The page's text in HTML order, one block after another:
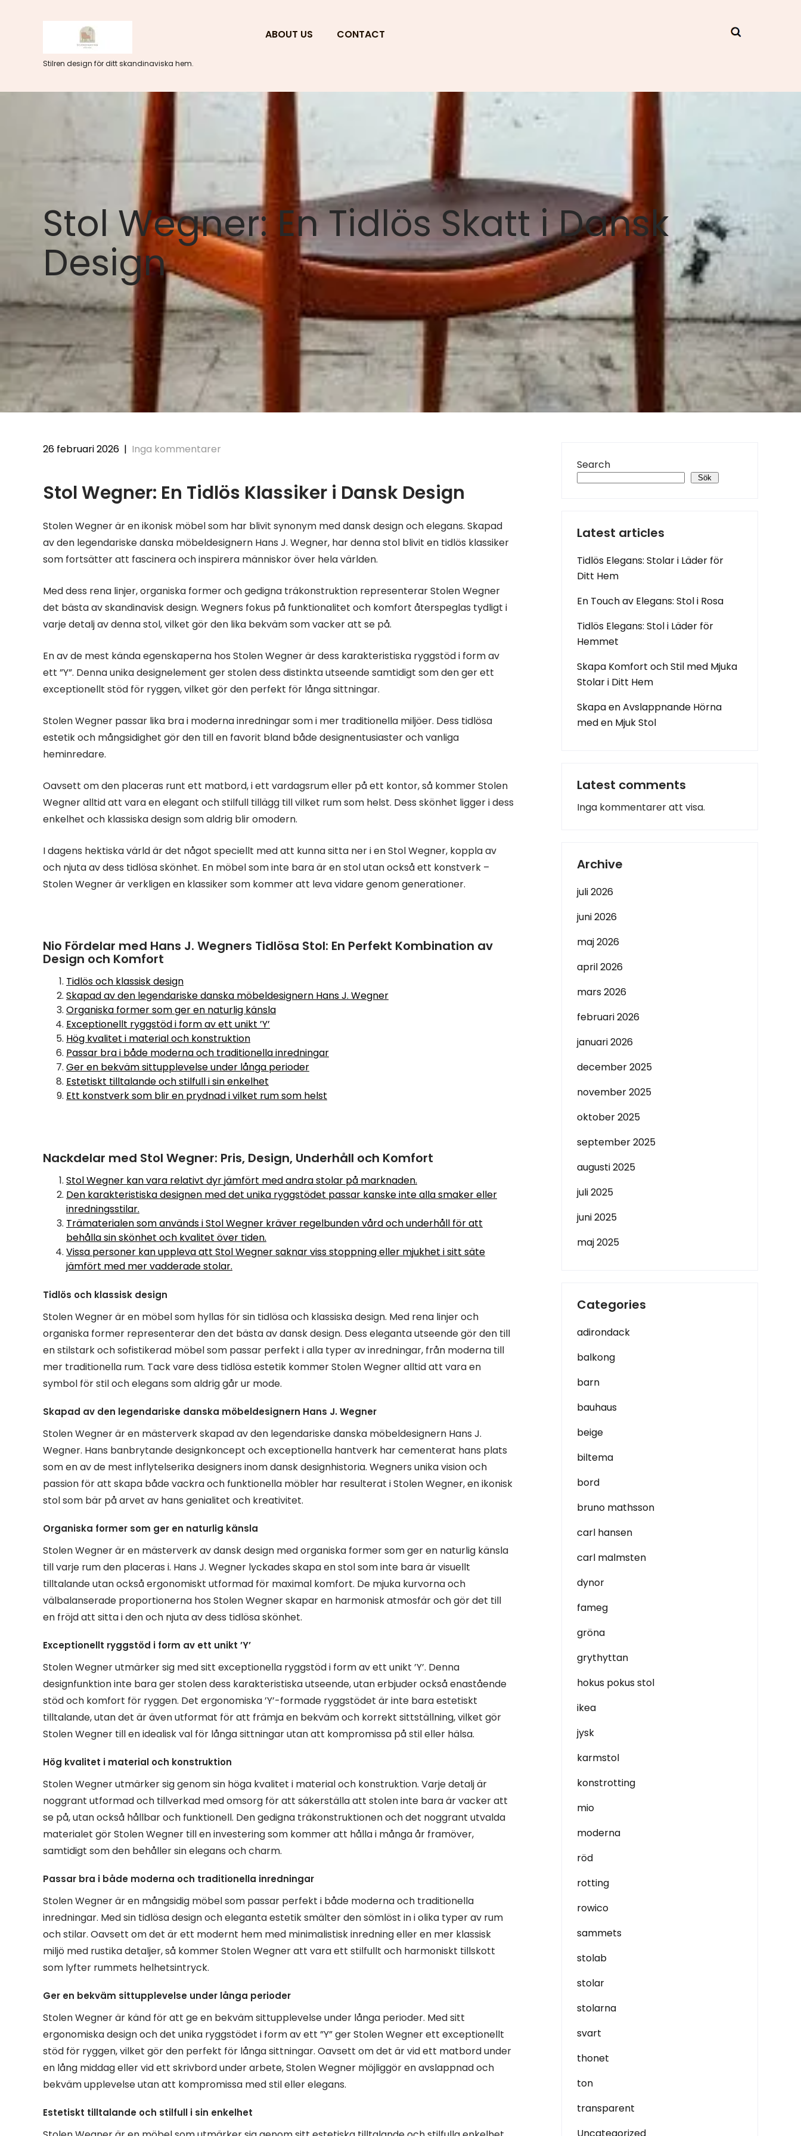
Stilren design för ditt skandinaviska hem.
ABOUT US CONTACT
Stol Wegner: En Tidlös Skatt i Dansk
Design
26 februari 2026 | Inga kommentarer
Stol Wegner: En Tidlös Klassiker i Dansk Design
Stolen Wegner är en ikonisk möbel som har blivit synonym med dansk design och elegans. Skapad
av den legendariske danska möbeldesignern Hans J. Wegner, har denna stol blivit en tidlös klassiker
som fortsätter att fascinera och inspirera människor över hela världen.
Med dess rena linjer, organiska former och gedigna träkonstruktion representerar Stolen Wegner
det bästa av skandinavisk design. Wegners fokus på funktionalitet och komfort återspeglas tydligt i
varje detalj av denna stol, vilket gör den lika bekväm som vacker att se på.
En av de mest kända egenskaperna hos Stolen Wegner är dess karakteristiska ryggstöd i form av
ett ”Y”. Denna unika designelement ger stolen dess distinkta utseende samtidigt som den ger ett
exceptionellt stöd för ryggen, vilket gör den perfekt för långa sittningar.
Stolen Wegner passar lika bra i moderna inredningar som i mer traditionella miljöer. Dess tidlösa
estetik och mångsidighet gör den till en favorit bland både designentusiaster och vanliga
heminredare.
Oavsett om den placeras runt ett matbord, i ett vardagsrum eller på ett kontor, så kommer Stolen
Wegner alltid att vara en elegant och stilfull tillägg till vilket rum som helst. Dess skönhet ligger i dess
enkelhet och klassiska design som aldrig blir omodern.
I dagens hektiska värld är det något speciellt med att kunna sitta ner i en Stol Wegner, koppla av
och njuta av dess tidlösa skönhet. En möbel som inte bara är en stol utan också ett konstverk –
Stolen Wegner är verkligen en klassiker som kommer att leva vidare genom generationer.
Nio Fördelar med Hans J. Wegners Tidlösa Stol: En Perfekt Kombination av
Design och Komfort
Tidlös och klassisk design
Skapad av den legendariske danska möbeldesignern Hans J. Wegner
Organiska former som ger en naturlig känsla
Exceptionellt ryggstöd i form av ett unikt ’Y’
Hög kvalitet i material och konstruktion
Passar bra i både moderna och traditionella inredningar
Ger en bekväm sittupplevelse under långa perioder
Estetiskt tilltalande och stilfull i sin enkelhet
Ett konstverk som blir en prydnad i vilket rum som helst
Nackdelar med Stol Wegner: Pris, Design, Underhåll och Komfort
Stol Wegner kan vara relativt dyr jämfört med andra stolar på marknaden.
Den karakteristiska designen med det unika ryggstödet passar kanske inte alla smaker eller
inredningsstilar.
Trämaterialen som används i Stol Wegner kräver regelbunden vård och underhåll för att
behålla sin skönhet och kvalitet över tiden.
Vissa personer kan uppleva att Stol Wegner saknar viss stoppning eller mjukhet i sitt säte
jämfört med mer vadderade stolar.
Tidlös och klassisk design
Stolen Wegner är en möbel som hyllas för sin tidlösa och klassiska design. Med rena linjer och
organiska former representerar den det bästa av dansk design. Dess eleganta utseende gör den till
en stilstark och sofistikerad möbel som passar perfekt i alla typer av inredningar, från moderna till
mer traditionella rum. Tack vare dess tidlösa estetik kommer Stolen Wegner alltid att vara en
symbol för stil och elegans som aldrig går ur mode.
Skapad av den legendariske danska möbeldesignern Hans J. Wegner
Stolen Wegner är en mästerverk skapad av den legendariske danska möbeldesignern Hans J.
Wegner. Hans banbrytande designkoncept och exceptionella hantverk har cementerat hans plats
som en av de mest inflytelserika designers inom dansk designhistoria. Wegners unika vision och
passion för att skapa både vackra och funktionella möbler har resulterat i Stolen Wegner, en ikonisk
stol som bär på arvet av hans genialitet och kreativitet.
Organiska former som ger en naturlig känsla
Stolen Wegner är en mästerverk av dansk design med organiska former som ger en naturlig känsla
till varje rum den placeras i. Hans J. Wegner lyckades skapa en stol som inte bara är visuellt
tilltalande utan också ergonomiskt utformad för maximal komfort. De mjuka kurvorna och
välbalanserade proportionerna hos Stolen Wegner skapar en harmonisk atmosfär och gör det till
en fröjd att sitta i den och njuta av dess tidlösa skönhet.
Exceptionellt ryggstöd i form av ett unikt ’Y’
Stolen Wegner utmärker sig med sitt exceptionella ryggstöd i form av ett unikt ’Y’. Denna
designfunktion inte bara ger stolen dess karakteristiska utseende, utan erbjuder också enastående
stöd och komfort för ryggen. Det ergonomiska ’Y’-formade ryggstödet är inte bara estetiskt
tilltalande, utan det är även utformat för att främja en bekväm och korrekt sittställning, vilket gör
Stolen Wegner till en idealisk val för långa sittningar utan att kompromissa på stil eller hälsa.
Hög kvalitet i material och konstruktion
Stolen Wegner utmärker sig genom sin höga kvalitet i material och konstruktion. Varje detalj är
noggrant utformad och tillverkad med omsorg för att säkerställa att stolen inte bara är vacker att
se på, utan också hållbar och funktionell. Den gedigna träkonstruktionen och det noggrant utvalda
materialet gör Stolen Wegner till en investering som kommer att hålla i många år framöver,
samtidigt som den behåller sin elegans och charm.
Passar bra i både moderna och traditionella inredningar
Stolen Wegner är en mångsidig möbel som passar perfekt i både moderna och traditionella
inredningar. Med sin tidlösa design och eleganta estetik smälter den sömlöst in i olika typer av rum
och stilar. Oavsett om det är ett modernt hem med minimalistisk inredning eller en mer klassisk
miljö med rustika detaljer, så kommer Stolen Wegner att vara ett stilfullt och harmoniskt tillskott
som lyfter rummets helhetsintryck.
Ger en bekväm sittupplevelse under långa perioder
Stolen Wegner är känd för att ge en bekväm sittupplevelse under långa perioder. Med sitt
ergonomiska design och det unika ryggstödet i form av ett ”Y” ger Stolen Wegner ett exceptionellt
stöd för ryggen, vilket gör den perfekt för långa sittningar. Oavsett om det är vid ett matbord under
en lång middag eller vid ett skrivbord under arbete, Stolen Wegner möjliggör en avslappnad och
bekväm upplevelse utan att kompromissa med stil eller elegans.
Estetiskt tilltalande och stilfull i sin enkelhet
Search
Sök
Latest articles
Tidlös Elegans: Stolar i Läder för
Ditt Hem
En Touch av Elegans: Stol i Rosa
Tidlös Elegans: Stol i Läder för
Hemmet
Skapa Komfort och Stil med Mjuka
Stolar i Ditt Hem
Skapa en Avslappnande Hörna
med en Mjuk Stol
Latest comments
Inga kommentarer att visa.
Archive
juli 2026
juni 2026
maj 2026
april 2026
mars 2026
februari 2026
januari 2026
december 2025
november 2025
oktober 2025
september 2025
augusti 2025
juli 2025
juni 2025
maj 2025
Categories
adirondack
balkong
barn
bauhaus
beige
biltema
bord
bruno mathsson
carl hansen
carl malmsten
dynor
fameg
gröna
grythyttan
hokus pokus stol
ikea
jysk
karmstol
konstrotting
mio
moderna
röd
rotting
rowico
sammets
stolab
stolar
stolarna
svart
thonet
ton
transparent